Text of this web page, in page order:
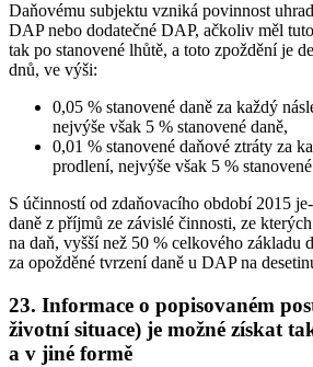
Daňovému subjektu vzniká povinnost
DAP nebo dodatečné DAP, ačkoliv měl
tak po stanovené lhůtě, a toto zpoždění je
dnů, ve výši:
0,05 % stanovené daně za každý
nejvýše však 5 % stanovené daně,
0,01 % stanovené daňové ztráty za
prodlení, nejvýše však 5 %
S účinností od zdaňovacího období 2015
daně z příjmů ze závislé činnosti, ze
na daň, vyšší než 50 % celkového základu
za opožděné tvrzení daně u DAP na
23. Informace o popisovaném
životní situace) je možné získat
a v jiné formě